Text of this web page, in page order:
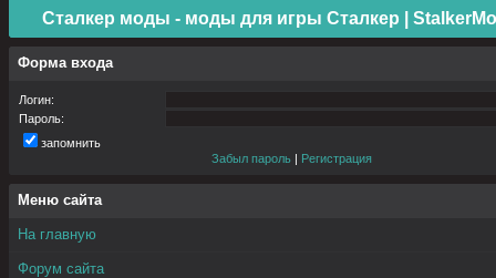
Сталкер моды - моды для игры Сталкер |
Форма входа
Логин:
Пароль:
запомнить
Забыл пароль | Регистрация
Меню сайта
На главную
Форум сайта